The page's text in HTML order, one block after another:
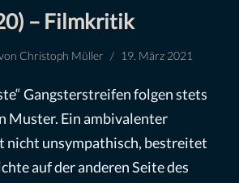
– Filmkritik
Christoph Müller 19. März 2021
Gangsterstreifen folgen stets
Muster. Ein ambivalenter
nicht unsympathisch, bestreitet
auf der anderen Seite des